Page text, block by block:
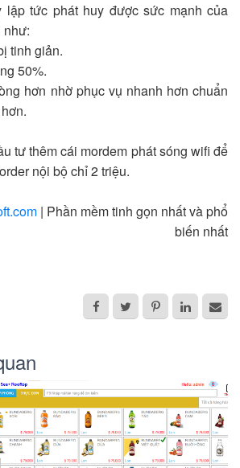
lập tức phát huy được sức mạnh của
như:
tinh giản.
50%.
hơn nhờ phục vụ nhanh hơn chuẩn
tư thêm cái mordem phát sóng wifi để
nội bộ chỉ 2 triệu.
| Phần mềm tinh gọn nhất và phổ
biến nhất